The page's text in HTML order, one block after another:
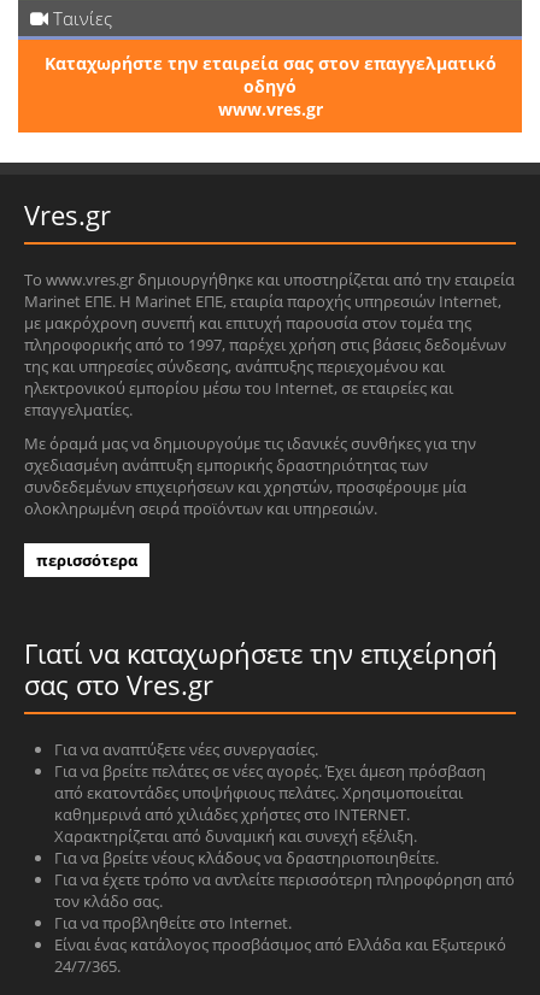
Ταινίες
Καταχωρήστε την εταιρεία σας στον επαγγελματικό
οδηγό
www.vres.gr
Vres.gr
Το www.vres.gr δημιουργήθηκε και υποστηρίζεται από την εταιρεία
Marinet ΕΠΕ. Η Marinet ΕΠΕ, εταιρία παροχής υπηρεσιών Internet,
με μακρόχρονη συνεπή και επιτυχή παρουσία στον τομέα της
πληροφορικής από το 1997, παρέχει χρήση στις βάσεις δεδομένων
της και υπηρεσίες σύνδεσης, ανάπτυξης περιεχομένου και
ηλεκτρονικού εμπορίου μέσω του Internet, σε εταιρείες και
επαγγελματίες.
Με όραμά μας να δημιουργούμε τις ιδανικές συνθήκες για την
σχεδιασμένη ανάπτυξη εμπορικής δραστηριότητας των
συνδεδεμένων επιχειρήσεων και χρηστών, προσφέρουμε μία
ολοκληρωμένη σειρά προϊόντων και υπηρεσιών.
περισσότερα
Γιατί να καταχωρήσετε την επιχείρησή
σας στο Vres.gr
Για να αναπτύξετε νέες συνεργασίες.
Για να βρείτε πελάτες σε νέες αγορές. Έχει άμεση πρόσβαση
από εκατοντάδες υποψήφιους πελάτες. Χρησιμοποιείται
καθημερινά από χιλιάδες χρήστες στο INTERNET.
Χαρακτηρίζεται από δυναμική και συνεχή εξέλιξη.
Για να βρείτε νέους κλάδους να δραστηριοποιηθείτε.
Για να έχετε τρόπο να αντλείτε περισσότερη πληροφόρηση από
τον κλάδο σας.
Για να προβληθείτε στο Internet.
Είναι ένας κατάλογος προσβάσιμος από Ελλάδα και Εξωτερικό
24/7/365.